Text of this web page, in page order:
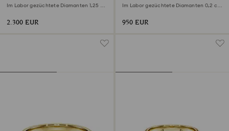
Im Labor gezüchtete Diamanten 1,25 ct
2.300 EUR
Im Labor gezüchtete Diamanten 0,2 ct
950 EUR